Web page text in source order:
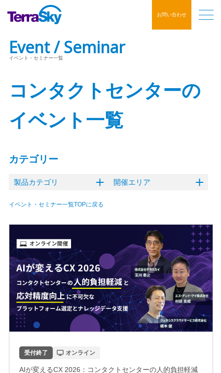
お問い合わせ
Event / Seminar
イベント・セミナー一覧
コンタクトセンターの
イベント一覧
カテゴリー
製品カテゴリ 開催エリア
クラウドERP 内製化支援ソリューション
イベント
クラウドサイン
デジタルマーケティング
オンライン 東京 大阪 名古屋
イベント・セミナー一覧TOPに戻る
受付終了 オンライン
AIが変えるCX 2026：コンタクトセンターの人的負担軽減